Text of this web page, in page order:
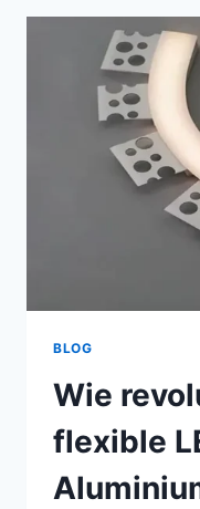
BLOG
Wie
flexible